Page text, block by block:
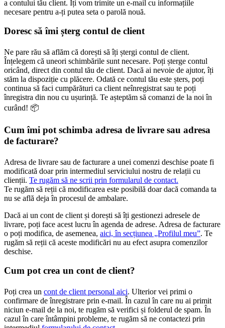
a contului tău client. Îți vom trimite un e-mail cu informațiile
necesare pentru a-ți putea seta o parolă nouă.
Doresc să îmi șterg contul de client
Ne pare rău să aflăm că dorești să îți ștergi contul de client.
Înțelegem că uneori schimbările sunt necesare. Poți șterge contul
oricând, direct din contul tău de client. Dacă ai nevoie de ajutor, îți
stăm la dispoziție cu plăcere. Odată ce contul tău este șters, poți
continua să faci cumpărături ca client neînregistrat sau te poți
înregistra din nou cu ușurință. Te așteptăm să comanzi de la noi în
curând! 📦
Cum îmi pot schimba adresa de livrare sau adresa
de facturare?
Adresa de livrare sau de facturare a unei comenzi deschise poate fi
modificată doar prin intermediul serviciului nostru de relații cu
clienții. Te rugăm să ne scrii prin formularul de contact.
Te rugăm să reții că modificarea este posibilă doar dacă comanda ta
nu se află deja în procesul de ambalare.
Dacă ai un cont de client și dorești să îți gestionezi adresele de
livrare, poți face acest lucru în agenda de adrese. Adresa de facturare
o poți modifica, de asemenea, aici, în secțiunea „Profilul meu”. Te
rugăm să reții că aceste modificări nu au efect asupra comenzilor
deschise.
Cum pot crea un cont de client?
Poți crea un cont de client personal aici. Ulterior vei primi o
confirmare de înregistrare prin e-mail. În cazul în care nu ai primit
niciun e-mail de la noi, te rugăm să verifici și folderul de spam. În
cazul în care întâmpini probleme, te rugăm să ne contactezi prin